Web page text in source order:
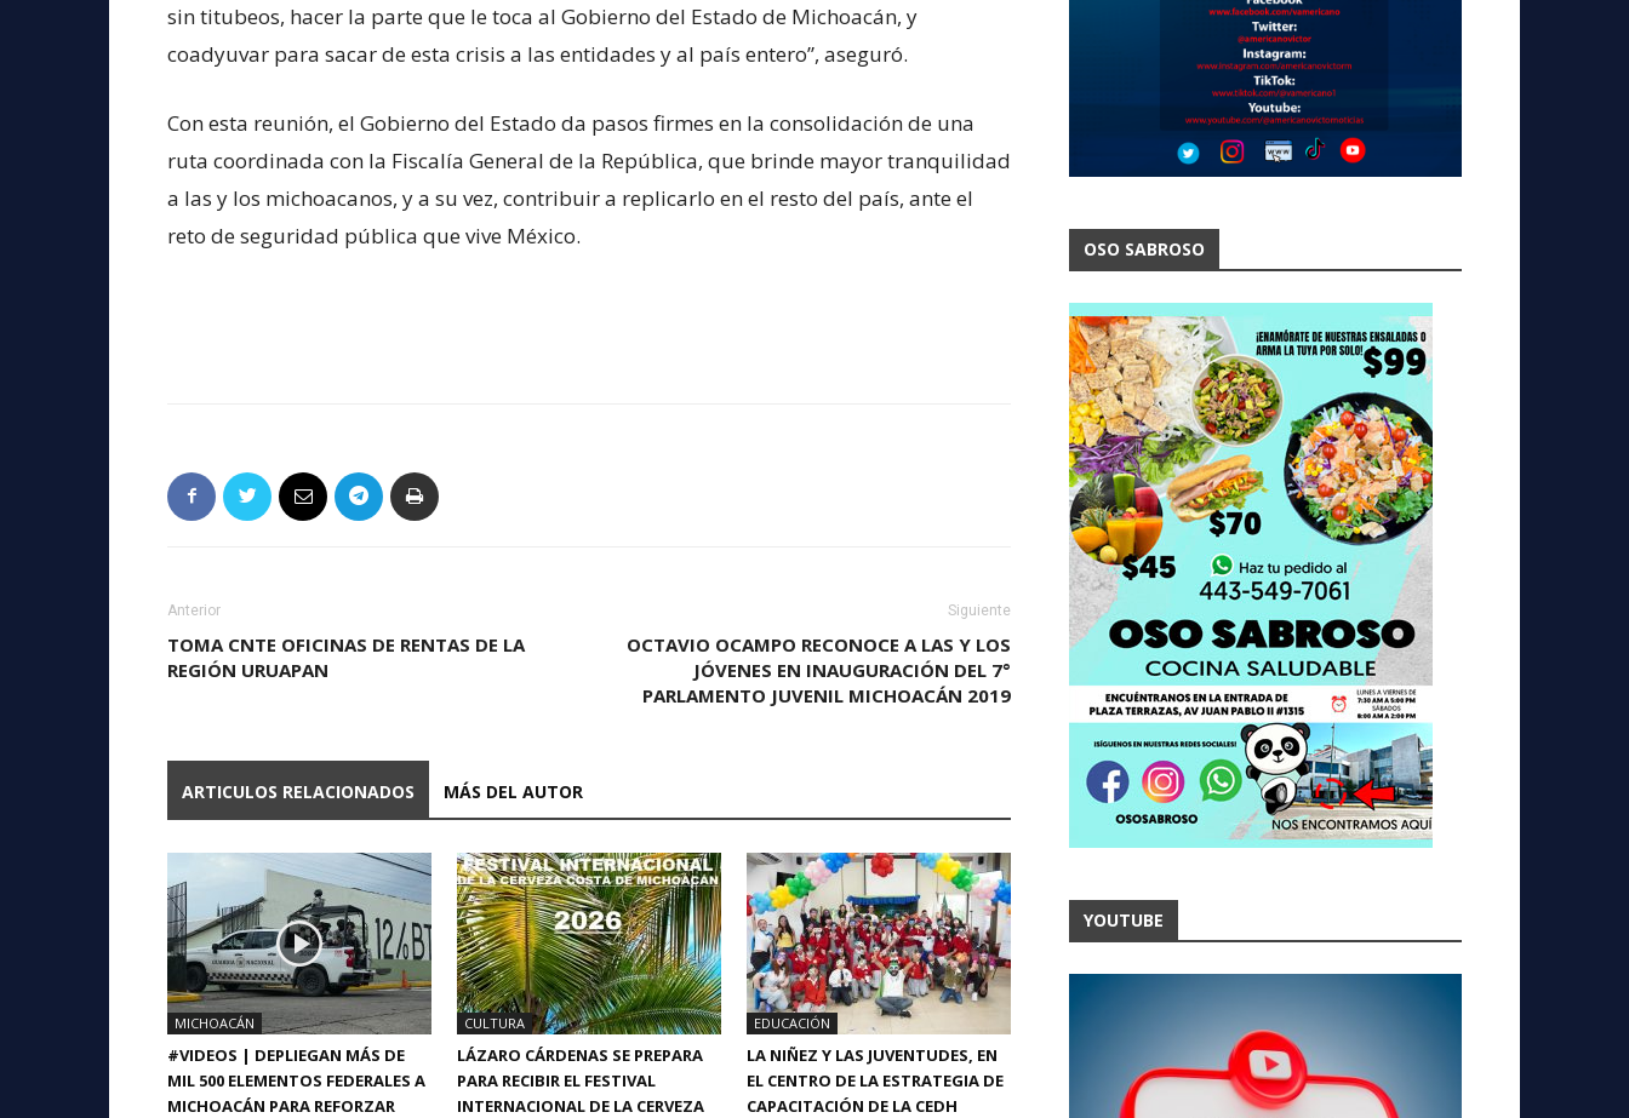
sin titubeos, hacer la parte que le toca al Gobierno del Estado de Michoacán, y
coadyuvar para sacar de esta crisis a las entidades y al país entero”, aseguró.
Con esta reunión, el Gobierno del Estado da pasos firmes en la consolidación de una
ruta coordinada con la Fiscalía General de la República, que brinde mayor tranquilidad
a las y los michoacanos, y a su vez, contribuir a replicarlo en el resto del país, ante el
reto de seguridad pública que vive México.
Anterior
TOMA CNTE OFICINAS DE RENTAS DE LA
REGIÓN URUAPAN
Siguiente
OCTAVIO OCAMPO RECONOCE A LAS Y LOS
JÓVENES EN INAUGURACIÓN DEL 7°
PARLAMENTO JUVENIL MICHOACÁN 2019
ARTICULOS RELACIONADOS MÁS DEL AUTOR
MICHOACÁN
#VIDEOS | DEPLIEGAN MÁS DE
MIL 500 ELEMENTOS FEDERALES A
MICHOACÁN PARA REFORZAR
CULTURA
LÁZARO CÁRDENAS SE PREPARA
PARA RECIBIR EL FESTIVAL
INTERNACIONAL DE LA CERVEZA
EDUCACIÓN
LA NIÑEZ Y LAS JUVENTUDES, EN
EL CENTRO DE LA ESTRATEGIA DE
CAPACITACIÓN DE LA CEDH
OSO SABROSO
YOUTUBE